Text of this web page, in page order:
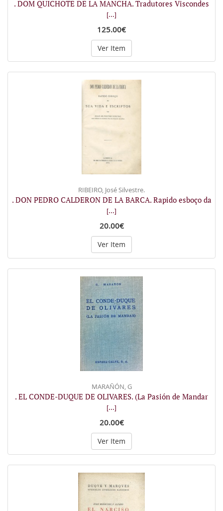
. DOM QUICHOTE DE LA MANCHA. Tradutores Viscondes
[...]
125.00€
Ver Item
RIBEIRO, José Silvestre.
. DON PEDRO CALDERON DE LA BARCA. Rapido esboço da
[...]
20.00€
Ver Item
MARAÑÓN, G
. EL CONDE-DUQUE DE OLIVARES. (La Pasión de Mandar
[...]
20.00€
Ver Item